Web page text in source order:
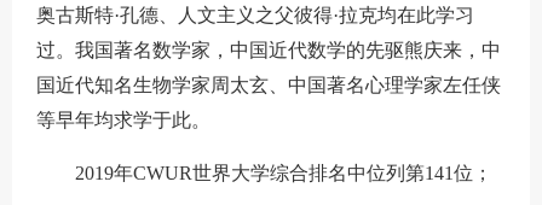
奥古斯特·孔德、人文主义之父彼得·拉克均在此学习
过。我国著名数学家，中国近代数学的先驱熊庆来，中
国近代知名生物学家周太玄、中国著名心理学家左任侠
等早年均求学于此。
2019年CWUR世界大学综合排名中位列第141位；